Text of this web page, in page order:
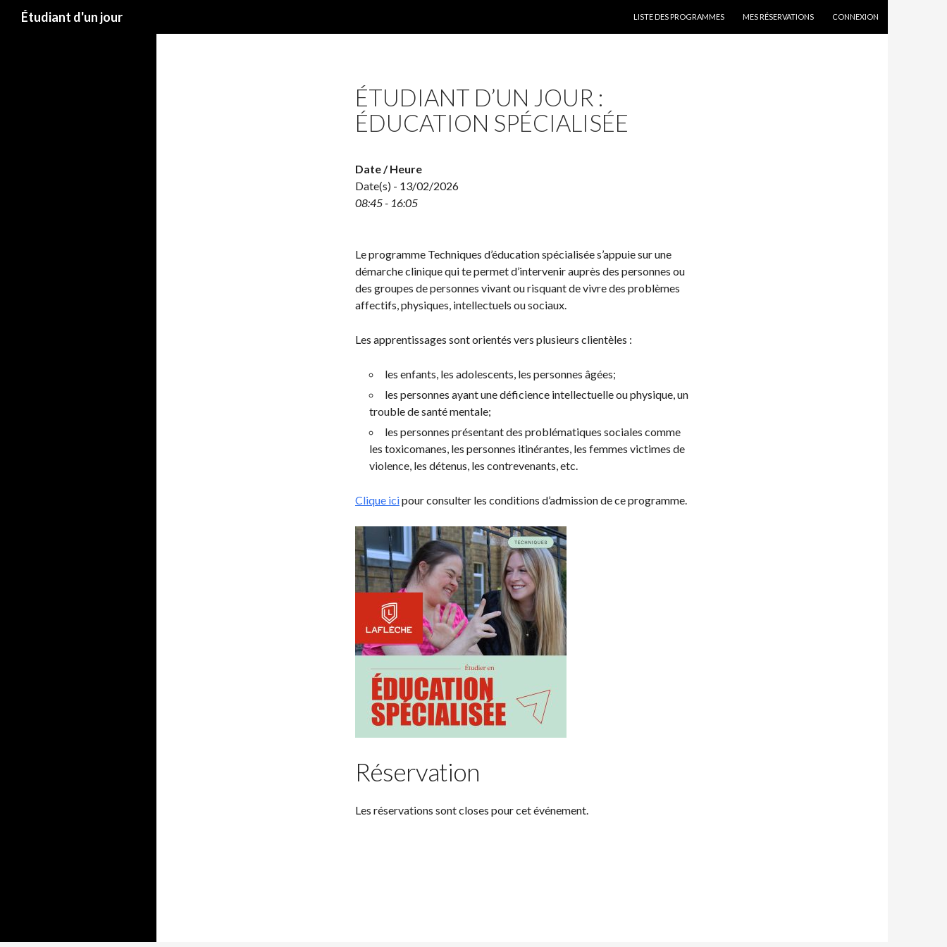
Étudiant d'un jour
LISTE DES PROGRAMMES
MES RÉSERVATIONS CONNEXION
ÉTUDIANT D’UN JOUR :
ÉDUCATION SPÉCIALISÉE
Date / Heure
Date(s) - 13/02/2026
08:45 - 16:05
Le programme Techniques d’éducation spécialisée s’appuie sur une
démarche clinique qui te permet d’intervenir auprès des personnes ou
des groupes de personnes vivant ou risquant de vivre des problèmes
affectifs, physiques, intellectuels ou sociaux.
Les apprentissages sont orientés vers plusieurs clientèles :
les enfants, les adolescents, les personnes âgées;
les personnes ayant une déficience intellectuelle ou physique, un
trouble de santé mentale;
les personnes présentant des problématiques sociales comme
les toxicomanes, les personnes itinérantes, les femmes victimes de
violence, les détenus, les contrevenants, etc.
Clique icipour consulter les conditions d’admission de ce programme.
Réservation
Les réservations sont closes pour cet événement.